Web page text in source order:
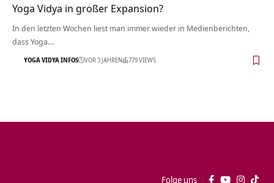
Yoga Vidya in großer Expansion?
In den letzten Wochen liest man immer wieder in Medienberichten,
dass Yoga…
YOGA VIDYA INFOS VOR 3 JAHREN 779 VIEWS
Folge uns